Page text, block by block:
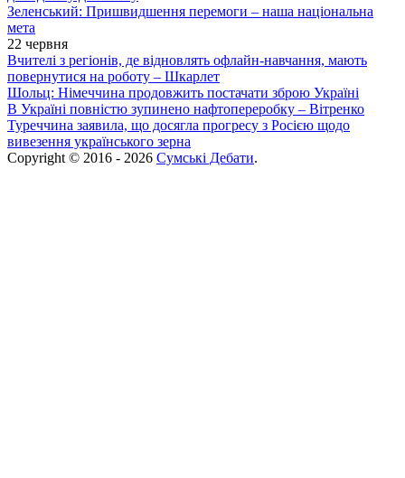
Зеленський: Пришвидшення перемоги – наша національна
мета
22 червня
Вчителі з регіонів, де відновлять офлайн-навчання, мають
повернутися на роботу – Шкарлет
Шольц: Німеччина продовжить постачати зброю Україні
В Україні повністю зупинено нафтопереробку – Вітренко
Туреччина заявила, що досягла прогресу з Росією щодо
вивезення українського зерна
Copyright © 2016 - 2026 Сумські Дебати.